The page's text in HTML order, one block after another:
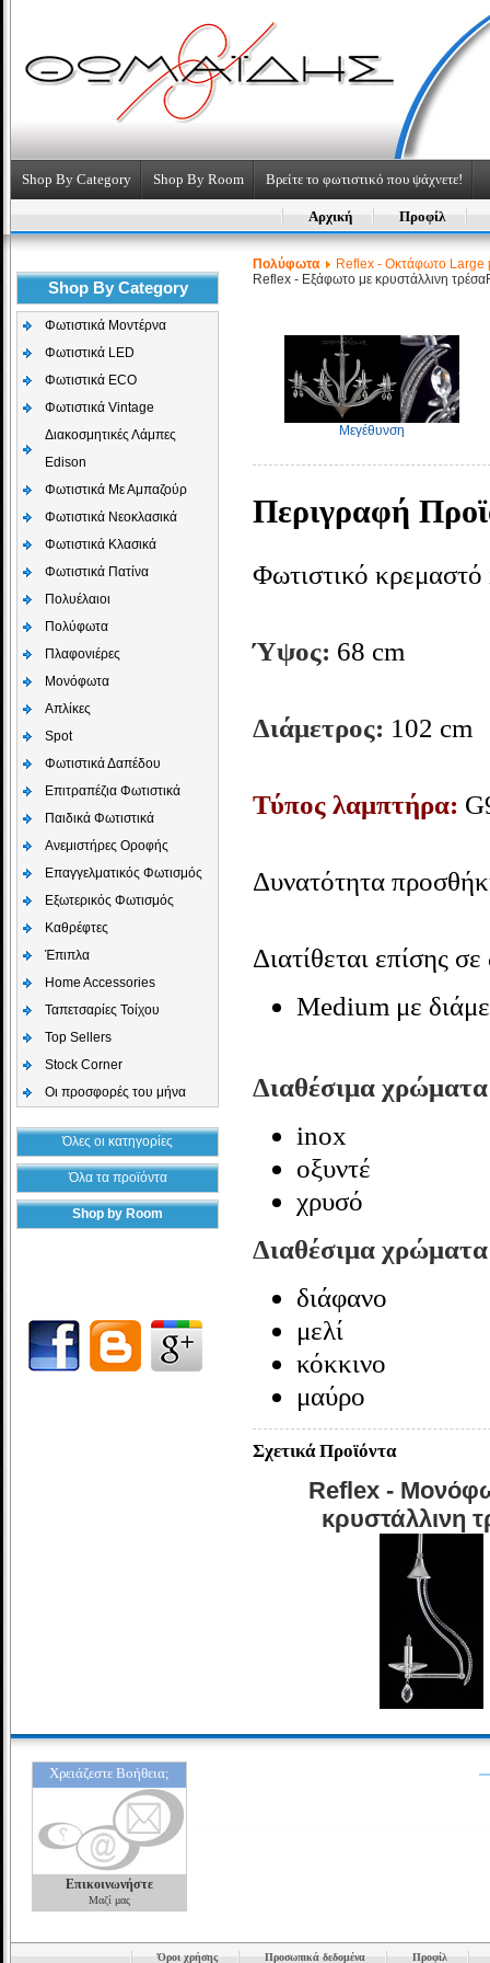
Shop By Category Shop By Room Βρείτε το φωτιστικό που ψάχνετε!
Αρχική Προφίλ
Shop By Category
Φωτιστικά Μοντέρνα
Φωτιστικά LED
Φωτιστικά ECO
Φωτιστικά Vintage
Διακοσμητικές Λάμπες
Edison
Φωτιστικά Με Αμπαζούρ
Φωτιστικά Νεοκλασικά
Φωτιστικά Κλασικά
Φωτιστικά Πατίνα
Πολυέλαιοι
Πολύφωτα
Πλαφονιέρες
Μονόφωτα
Απλίκες
Spot
Φωτιστικά Δαπέδου
Επιτραπέζια Φωτιστικά
Παιδικά Φωτιστικά
Aνεμιστήρες Οροφής
Επαγγελματικός Φωτισμός
Εξωτερικός Φωτισμός
Καθρέφτες
Έπιπλα
Home Accessories
Ταπετσαρίες Τοίχου
Top Sellers
Stock Corner
Οι προσφορές του μήνα
Όλες οι κατηγορίες
Όλα τα προϊόντα
Shop by Room
Πολύφωτα
Reflex - Οκτάφωτο Large
Reflex - Εξάφωτο με κρυστάλλινη τρέσα
Μεγέθυνση
Περιγραφή
Φωτιστικό
Ύψος: 68 cm
Διάμετρος: 102 cm
Τύπος λαμπτήρα:
Δυνατότητα
Διατίθεται επίσης
Medium με
Διαθέσιμα
inox
οξυντέ
χρυσό
Διαθέσιμα
διάφανο
μελί
κόκκινο
μαύρο
Σχετικά Προϊόντα
Reflex -
κρυστάλλινη
Χρειάζεστε Βοήθεια;
Επικοινωνήστε
Μαζί μας
Όροι χρήσης Προσωπικά δεδομένα Προφίλ